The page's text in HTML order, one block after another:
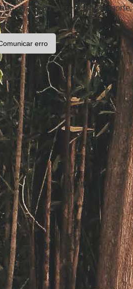
mas não corre risco de morte.
erro